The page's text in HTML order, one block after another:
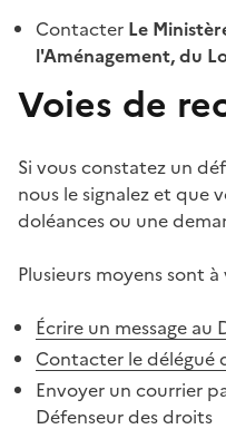
Contacter Le
l'Aménagement, du
Voies de
Si vous constatez un
nous le signalez et que
doléances ou une
Plusieurs moyens sont
Écrire un message
Contacter le délégué
Envoyer un courrier
Défenseur des droits